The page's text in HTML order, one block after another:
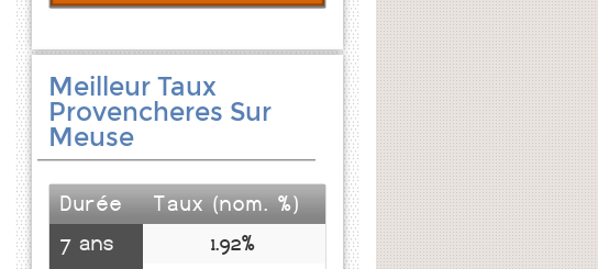
Meilleur Taux
Provencheres Sur
Meuse
Durée
Taux (nom. %)
7 ans
1.92%